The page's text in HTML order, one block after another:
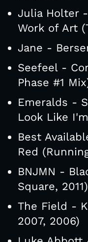
Julia Holter
Work of Art
Jane -
Seefeel -
Phase #1
Emeralds -
Look Like
Best
Red
BNJMN -
Square, 2011)
The Field -
2007, 2006)